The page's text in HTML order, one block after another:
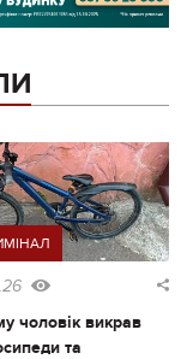
чоловік викрав
та